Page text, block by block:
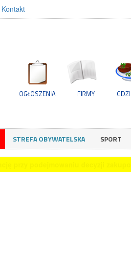
Kontakt
OGŁOSZENIA FIRMY
STREFA OBYWATELSKA SPORT